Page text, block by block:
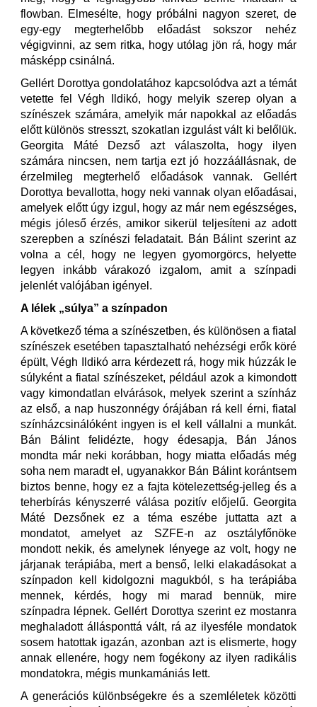
flowban. Elmesélte, hogy próbálni nagyon szeret, de
egy-egy megterhelőbb előadást sokszor nehéz
végigvinni, az sem ritka, hogy utólag jön rá, hogy már
másképp csinálná.
Gellért Dorottya gondolatához kapcsolódva azt a témát
vetette fel Végh Ildikó, hogy melyik szerep olyan a
színészek számára, amelyik már napokkal az előadás
előtt különös stresszt, szokatlan izgulást vált ki belőlük.
Georgita Máté Dezső azt válaszolta, hogy ilyen
számára nincsen, nem tartja ezt jó hozzáállásnak, de
érzelmileg megterhelő előadások vannak. Gellért
Dorottya bevallotta, hogy neki vannak olyan előadásai,
amelyek előtt úgy izgul, hogy az már nem egészséges,
mégis jóleső érzés, amikor sikerül teljesíteni az adott
szerepben a színészi feladatait. Bán Bálint szerint az
volna a cél, hogy ne legyen gyomorgörcs, helyette
legyen inkább várakozó izgalom, amit a színpadi
jelenlét valójában igényel.
A lélek „súlya” a színpadon
A következő téma a színészetben, és különösen a fiatal
színészek esetében tapasztalható nehézségi erők köré
épült, Végh Ildikó arra kérdezett rá, hogy mik húzzák le
súlyként a fiatal színészeket, például azok a kimondott
vagy kimondatlan elvárások, melyek szerint a színház
az első, a nap huszonnégy órájában rá kell érni, fiatal
színházcsinálóként ingyen is el kell vállalni a munkát.
Bán Bálint felidézte, hogy édesapja, Bán János
mondta már neki korábban, hogy miatta előadás még
soha nem maradt el, ugyanakkor Bán Bálint korántsem
biztos benne, hogy ez a fajta kötelezettség-jelleg és a
teherbírás kényszerré válása pozitív előjelű. Georgita
Máté Dezsőnek ez a téma eszébe juttatta azt a
mondatot, amelyet az SZFE-n az osztályfőnöke
mondott nekik, és amelynek lényege az volt, hogy ne
járjanak terápiába, mert a benső, lelki elakadásokat a
színpadon kell kidolgozni magukból, s ha terápiába
mennek, kérdés, hogy mi marad bennük, mire
színpadra lépnek. Gellért Dorottya szerint ez mostanra
meghaladott állásponttá vált, rá az ilyesféle mondatok
sosem hatottak igazán, azonban azt is elismerte, hogy
annak ellenére, hogy nem fogékony az ilyen radikális
mondatokra, mégis munkamániás lett.
A generációs különbségekre és a szemléletek közötti